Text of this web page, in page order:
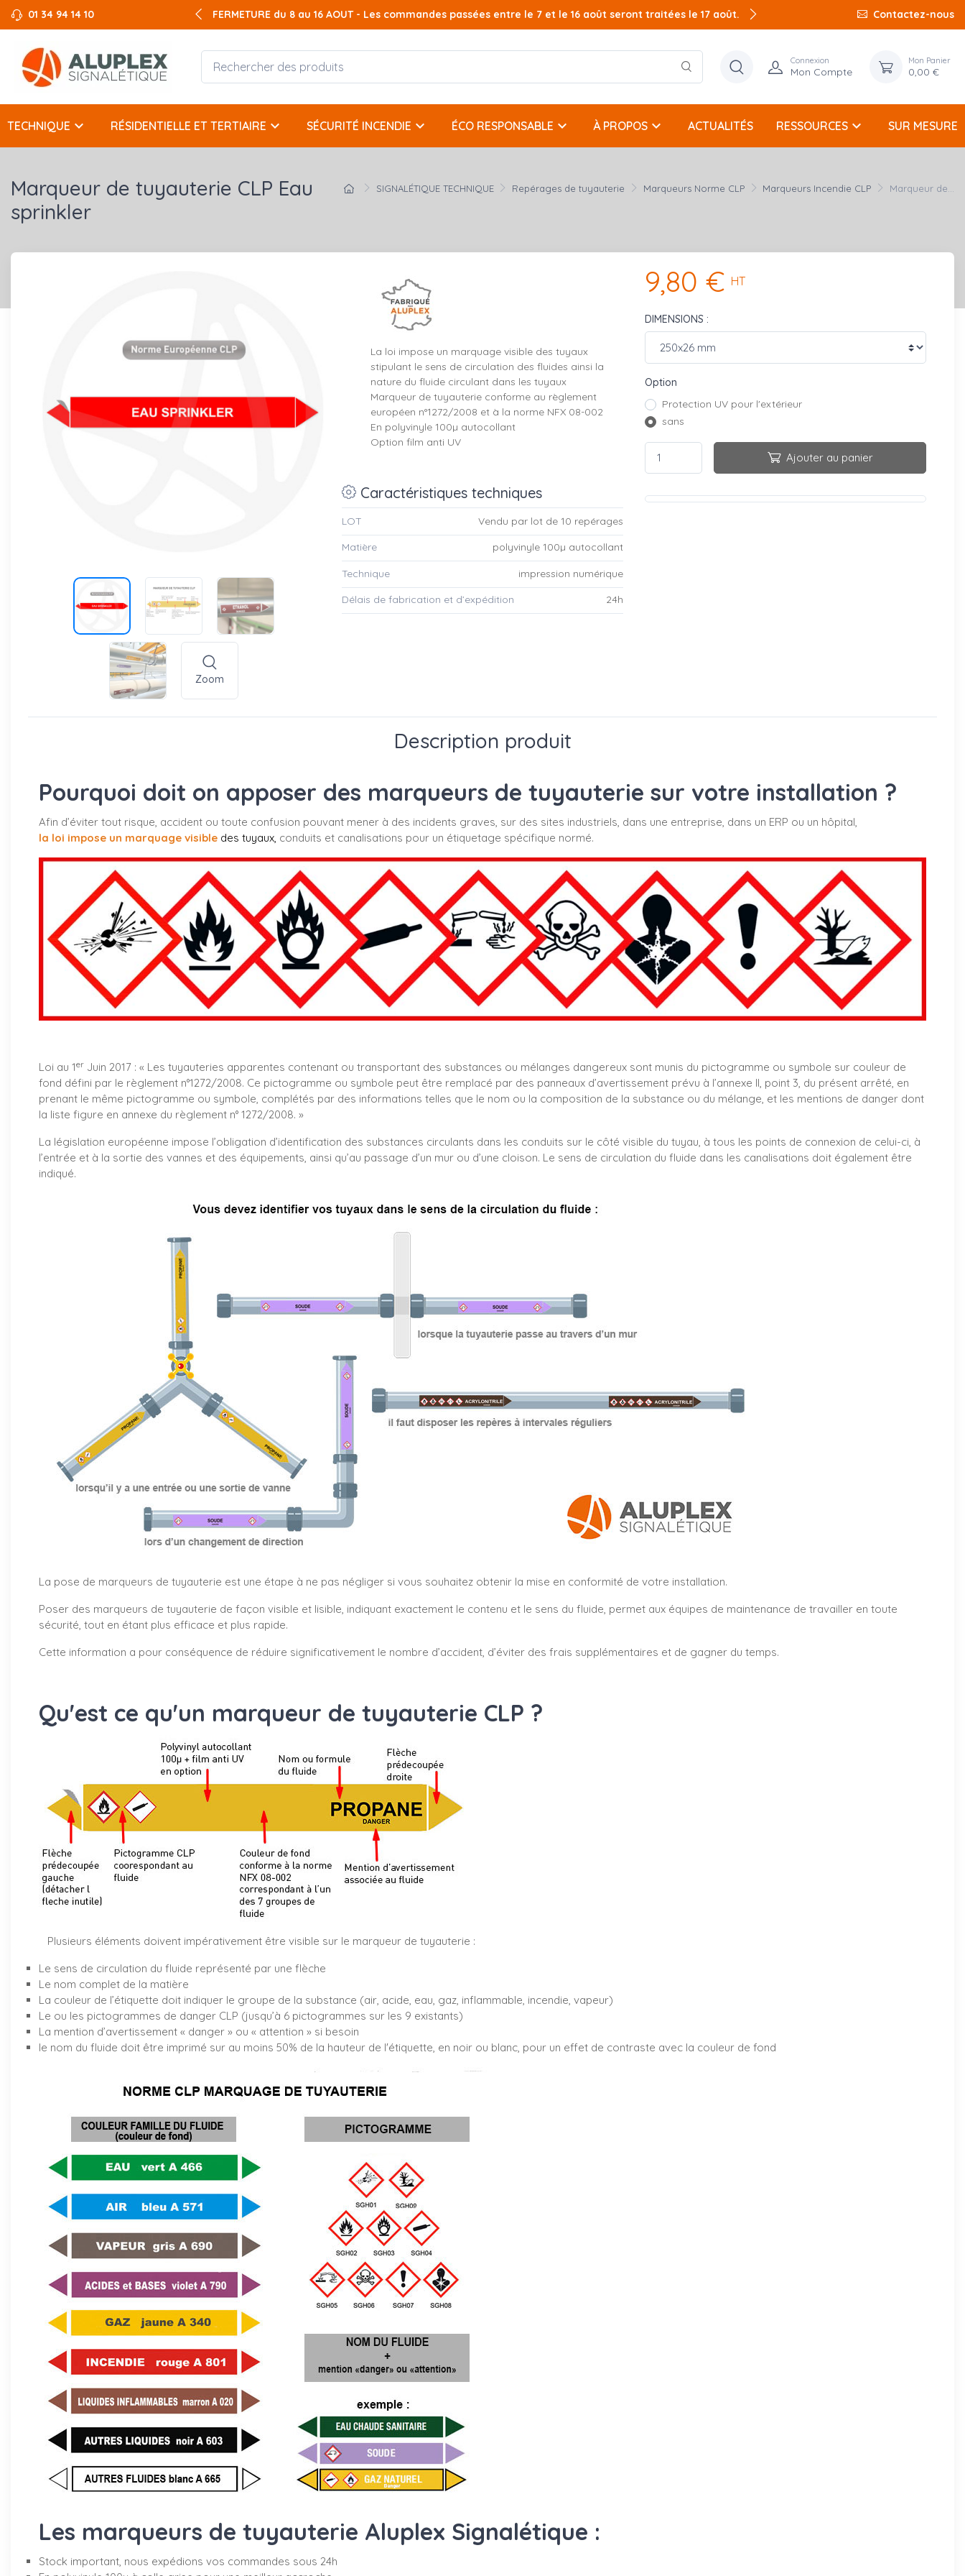
01 34 94 14 10 FERMETURE du 8 au 16 AOUT - Les commandes passées entre le 7 et le 16 août seront traitées le 17 août. Contactez-nous
Connexion
Mon Compte
Mon Panier
0,00 €
TECHNIQUE keyboard_arrow_down RÉSIDENTIELLE ET TERTIAIRE keyboard_arrow_down SÉCURITÉ INCENDIE keyboard_arrow_down ÉCO RESPONSABLE keyboard_arrow_down À PROPOS keyboard_arrow_down ACTUALITÉS RESSOURCES keyboard_arrow_down SUR MESURE
SIGNALÉTIQUE TECHNIQUE Repérages de tuyauterie Marqueurs Norme CLP Marqueurs Incendie CLP Marqueur de...
Marqueur de tuyauterie CLP Eau
sprinkler
Zoom
La loi impose un marquage visible des tuyaux
stipulant le sens de circulation des fluides ainsi la
nature du fluide circulant dans les tuyaux
Marqueur de tuyauterie conforme au règlement
européen n°1272/2008 et à la norme NFX 08-002
En polyvinyle 100µ autocollant
Option film anti UV
Caractéristiques techniques
LOT Vendu par lot de 10 repérages
Matière polyvinyle 100µ autocollant
Technique impression numérique
Délais de fabrication et d’expédition 24h
9,80 € HT
DIMENSIONS :
Option
Protection UV pour l'extérieur
sans
Ajouter au panier
Description produit
Pourquoi doit on apposer des marqueurs de tuyauterie sur votre installation ?
Afin d’éviter tout risque, accident ou toute confusion pouvant mener à des incidents graves, sur des sites industriels, dans une entreprise, dans un ERP ou un hôpital,
la loi impose un marquage visible des tuyaux, conduits et canalisations pour un étiquetage spécifique normé.
Loi au 1er Juin 2017 : « Les tuyauteries apparentes contenant ou transportant des substances ou mélanges dangereux sont munis du pictogramme ou symbole sur couleur de
fond défini par le règlement n°1272/2008. Ce pictogramme ou symbole peut être remplacé par des panneaux d’avertissement prévu à l’annexe II, point 3, du présent arrêté, en
prenant le même pictogramme ou symbole, complétés par des informations telles que le nom ou la composition de la substance ou du mélange, et les mentions de danger dont
la liste figure en annexe du règlement n° 1272/2008. »
La législation européenne impose l’obligation d’identification des substances circulants dans les conduits sur le côté visible du tuyau, à tous les points de connexion de celui-ci, à
l’entrée et à la sortie des vannes et des équipements, ainsi qu’au passage d’un mur ou d’une cloison. Le sens de circulation du fluide dans les canalisations doit également être
indiqué.
La pose de marqueurs de tuyauterie est une étape à ne pas négliger si vous souhaitez obtenir la mise en conformité de votre installation.
Poser des marqueurs de tuyauterie de façon visible et lisible, indiquant exactement le contenu et le sens du fluide, permet aux équipes de maintenance de travailler en toute
sécurité, tout en étant plus efficace et plus rapide.
Cette information a pour conséquence de réduire significativement le nombre d’accident, d’éviter des frais supplémentaires et de gagner du temps.
Qu'est ce qu'un marqueur de tuyauterie CLP ?
Plusieurs éléments doivent impérativement être visible sur le marqueur de tuyauterie :
Le sens de circulation du fluide représenté par une flèche
Le nom complet de la matière
La couleur de l’étiquette doit indiquer le groupe de la substance (air, acide, eau, gaz, inflammable, incendie, vapeur)
Le ou les pictogrammes de danger CLP (jusqu’à 6 pictogrammes sur les 9 existants)
La mention d’avertissement « danger » ou « attention » si besoin
le nom du fluide doit être imprimé sur au moins 50% de la hauteur de l'étiquette, en noir ou blanc, pour un effet de contraste avec la couleur de fond
Les marqueurs de tuyauterie Aluplex Signalétique :
Stock important, nous expédions vos commandes sous 24h